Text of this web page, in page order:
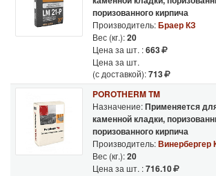
поризованного кирпича
Производитель:Браер КЗ
Вес (кг.):20
Цена за шт. :663
Цена за шт.
(с доставкой):713
POROTHERM TM
Назначение:Применяется
каменной кладки,
поризованного кирпича
Производитель:Винербергер
Вес (кг.):20
Цена за шт. :716.10